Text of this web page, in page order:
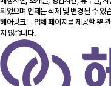
되었으며 언제든 삭제 및 변경될 수 있
헤어링크는 업체 페이지를 제공할 뿐
지 않습니다.